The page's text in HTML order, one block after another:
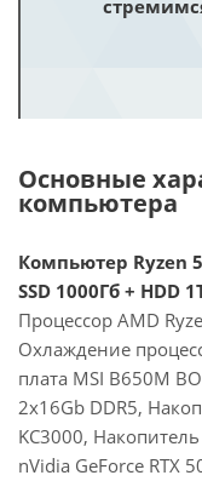
Основные
компьютера
Компьютер Ryzen 5
SSD 1000Гб + HDD
Процессор AMD
Охлаждение
плата MSI B650M
2x16Gb DDR5,
KC3000,
nVidia GeForce RTX